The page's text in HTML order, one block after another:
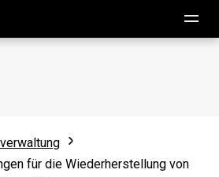
für die Wiederherstellung von